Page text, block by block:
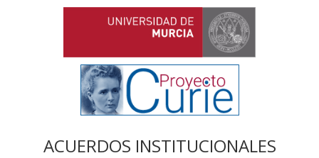
ACUERDOS INSTITUCIONALES